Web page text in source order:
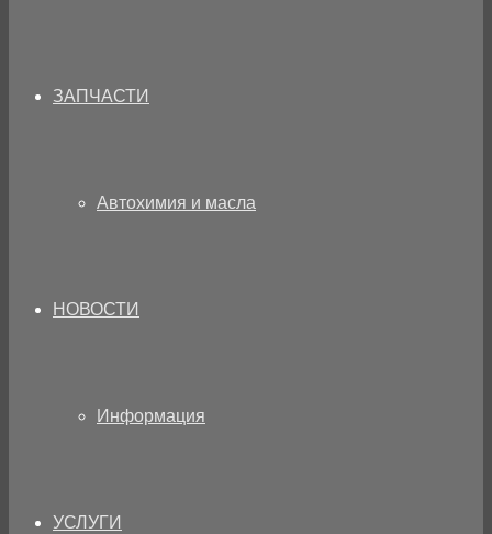
ЗАПЧАСТИ
Автохимия и масла
НОВОСТИ
Информация
УСЛУГИ